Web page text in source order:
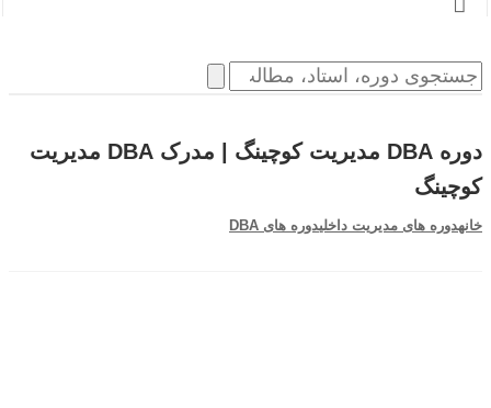
دوره DBA مدیریت کوچینگ | مدرک DBA مدیریت
کوچینگ
خانهدوره های مدیریت داخلیدوره های DBA